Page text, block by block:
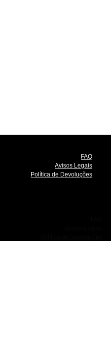
FAQ
Avisos Legais
Política de Devoluções